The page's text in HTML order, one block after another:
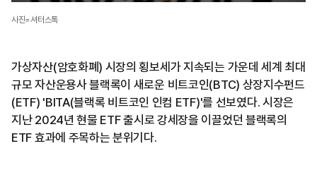
사진=셔터스톡
가상자산(암호화폐) 시장의 횡보세가 지속되는 가운데 세계 최대
규모 자산운용사 블랙록이 새로운 비트코인(BTC) 상장지수펀드
(ETF) 'BITA(블랙록 비트코인 인컴 ETF)'를 선보였다. 시장은
지난 2024년 현물 ETF 출시로 강세장을 이끌었던 블랙록의
ETF 효과에 주목하는 분위기다.